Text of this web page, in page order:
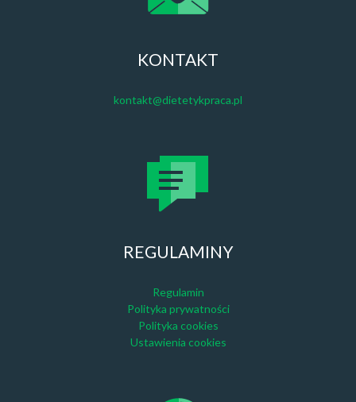
KONTAKT
kontakt@dietetykpraca.pl
REGULAMINY
Regulamin
Polityka prywatności
Polityka cookies
Ustawienia cookies